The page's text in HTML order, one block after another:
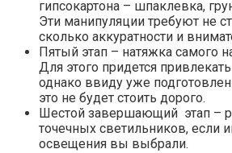
гипсокартона – шпаклевка,
Эти манипуляции требуют не
сколько аккуратности и
Пятый этап – натяжка самого
Для этого придется
однако ввиду уже
это не будет стоить дорого.
Шестой завершающий этап –
точечных светильников, если
освещения вы выбрали.